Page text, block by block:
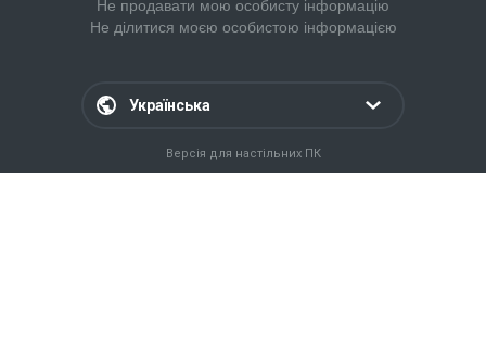
Не продавати мою особисту інформацію
Не ділитися моєю особистою інформацією
Версія для настільних ПК
Українська